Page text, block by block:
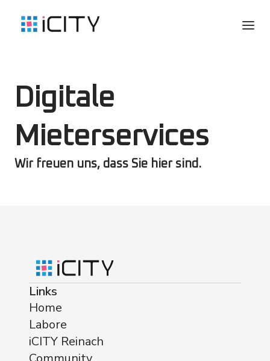
Digitale
Mieterservices
Wir freuen uns, dass Sie hier sind.
Links
Home
Labore
iCITY Reinach